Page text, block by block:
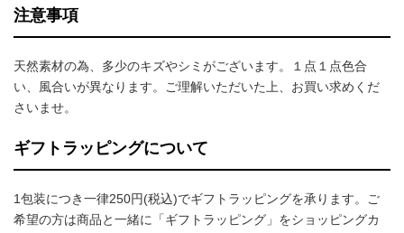
注意事項
天然素材の為、多少のキズやシミがございます。１点１点色合
い、風合いが異なります。ご理解いただいた上、お買い求めくだ
さいませ。
ギフトラッピングについて
1包装につき一律250円(税込)でギフトラッピングを承ります。ご
希望の方は商品と一緒に「ギフトラッピング」をショッピングカ